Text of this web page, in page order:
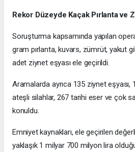
Rekor Düzeyde Kaçak Pırlanta ve
Soruşturma kapsamında yapılan
gram pırlanta, kuvars, zümrüt, yakut
adet ziynet eşyası ele geçirildi.
Aramalarda ayrıca 135 ziynet eşyası,
ateşli silahlar, 267 tarihi eser ve çok
konuldu.
Emniyet kaynakları, ele geçirilen
yaklaşık 1 milyar 700 milyon lira